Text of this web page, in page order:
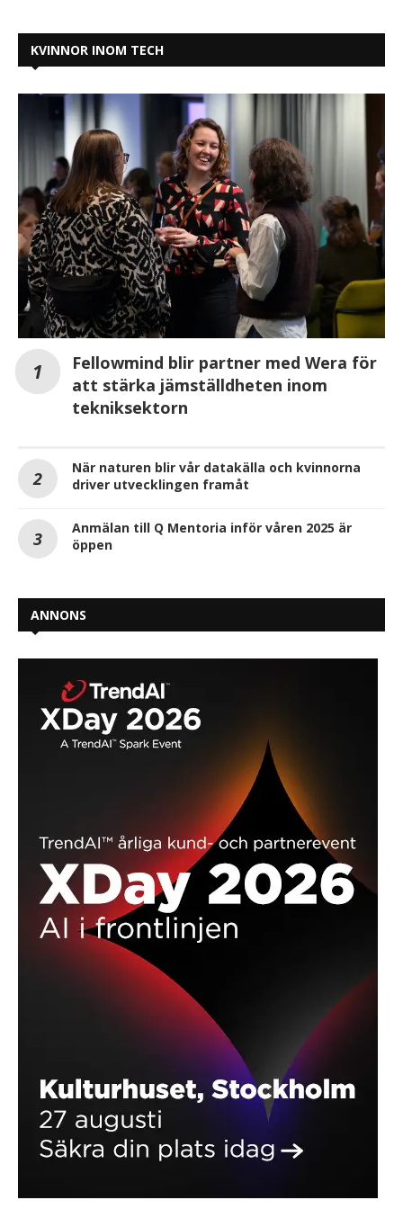
KVINNOR INOM TECH
Fellowmind blir partner med Wera för
att stärka jämställdheten inom
tekniksektorn
När naturen blir vår datakälla och kvinnorna
driver utvecklingen framåt
Anmälan till Q Mentoria inför våren 2025 är
öppen
ANNONS